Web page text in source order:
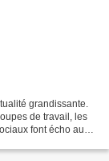
grandissante.
de travail, les
font écho aux